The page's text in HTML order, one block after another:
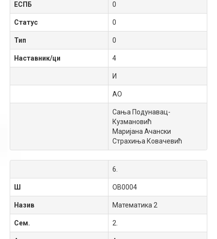
ЕСПБ 0
Статус 0
Тип 0
Наставник/ци 4
И
АO
Сања Подунавац-
Кузмановић
Маријана Ачански
Страхиња Ковачевић
6.
Ш OB0004
Назив Математика 2
Сем. 2.